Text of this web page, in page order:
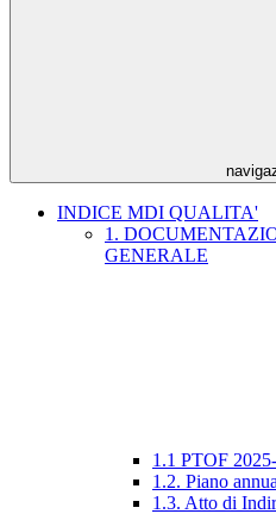
INDICE MDI QUALITA'
1.
GENERALE
1.1 PTOF
1.2. Piano
1.3. Atto di